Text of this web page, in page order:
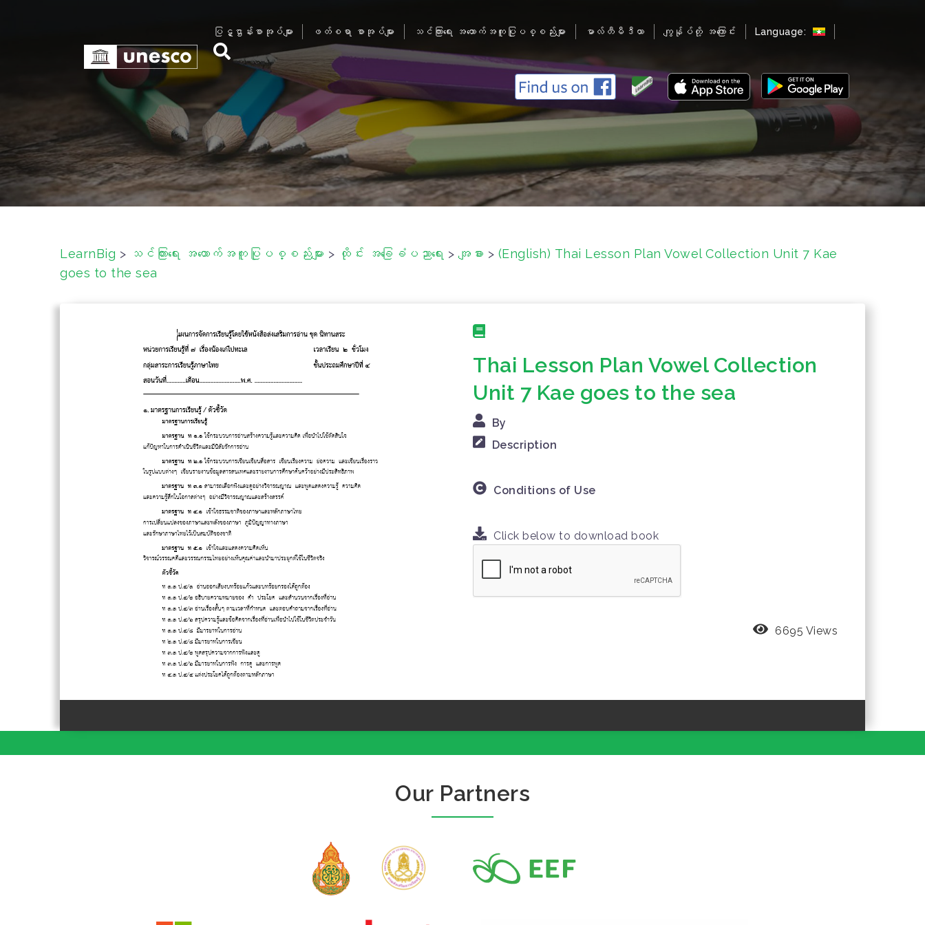
n
t
e
ပြဋ္ဌာန်းစာအုပ်များ ဖတ်စရာ စာအုပ်များ သင်ကြားရေး အထောက်အကူပြုပစ္စည်းများ မာလ်တီမီဒီယာ ကျွန်ုပ်တို့ အကြောင်း Language:
LearnBig > သင်ကြားရေး အထောက်အကူပြုပစ္စည်းများ > ထိုင်း အခြေခံပညာရေး > အျခား > (English) Thai Lesson Plan Vowel Collection Unit 7 Kae
goes to the sea
Thai Lesson Plan Vowel Collection
Unit 7 Kae goes to the sea
By
Description
Conditions of Use
Click below to download book
6695 Views
Our Partners